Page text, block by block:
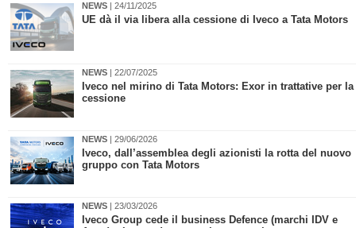
NEWS | 24/11/2025
UE dà il via libera alla cessione di Iveco a Tata Motors
NEWS | 22/07/2025
Iveco nel mirino di Tata Motors: Exor in trattative per la
cessione
NEWS | 29/06/2026
Iveco, dall’assemblea degli azionisti la rotta del nuovo
gruppo con Tata Motors
NEWS | 23/03/2026
Iveco Group cede il business Defence (marchi IDV e